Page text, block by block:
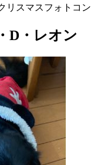
リスマスフォトコ
D・レオン